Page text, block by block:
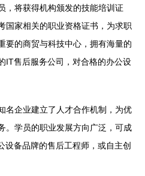
，将获得机构颁发的技能培训证
国家相关的职业资格证书，为求职
要的商贸与科技中心，拥有海量的
IT售后服务公司，对合格的办公设
名企业建立了人才合作机制，为优
。学员的职业发展方向广泛，可成
设备品牌的售后工程师，或自主创